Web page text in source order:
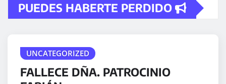
PUEDES HABERTE PERDIDO
UNCATEGORIZED
FALLECE DÑA. PATROCINIO